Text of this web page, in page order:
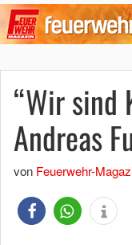
“Wir sind
Andreas
von Feuerwehr-